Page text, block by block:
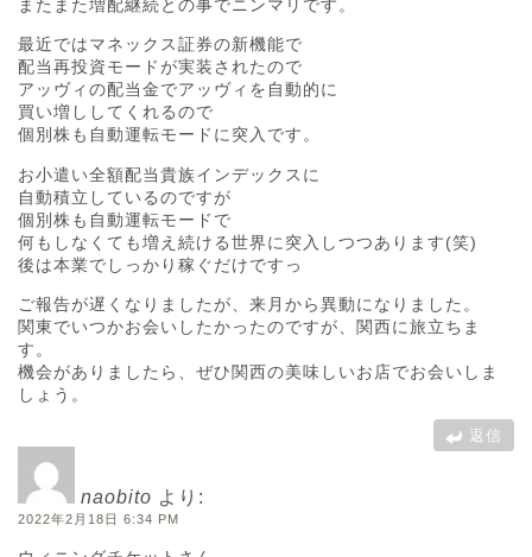
またまた増配継続との事でニンマリです。
最近ではマネックス証券の新機能で
配当再投資モードが実装されたので
アッヴィの配当金でアッヴィを自動的に
買い増ししてくれるので
個別株も自動運転モードに突入です。
お小遣い全額配当貴族インデックスに
自動積立しているのですが
個別株も自動運転モードで
何もしなくても増え続ける世界に突入しつつあります(笑)
後は本業でしっかり稼ぐだけですっ
ご報告が遅くなりましたが、来月から異動になりました。
関東でいつかお会いしたかったのですが、関西に旅立ちま
す。
機会がありましたら、ぜひ関西の美味しいお店でお会いしま
しょう。
返信
naobito より:
2022年2月18日 6:34 PM